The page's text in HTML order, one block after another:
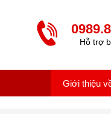
Hỗ trợ
Giới thiệu